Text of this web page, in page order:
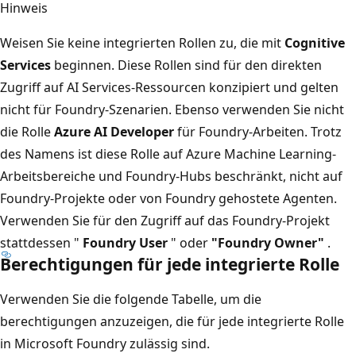
Hinweis
Weisen Sie keine integrierten Rollen zu, die mit Cognitive
Services beginnen. Diese Rollen sind für den direkten
Zugriff auf AI Services-Ressourcen konzipiert und gelten
nicht für Foundry-Szenarien. Ebenso verwenden Sie nicht
die RolleAzure AI Developerfür Foundry-Arbeiten. Trotz
des Namens ist diese Rolle auf Azure Machine Learning-
Arbeitsbereiche und Foundry-Hubs beschränkt, nicht auf
Foundry-Projekte oder von Foundry gehostete Agenten.
Verwenden Sie für den Zugriff auf das Foundry-Projekt
stattdessen " Foundry User " oder "Foundry Owner" .
Berechtigungen für jede integrierte Rolle
Verwenden Sie die folgende Tabelle, um die
berechtigungen anzuzeigen, die für jede integrierte Rolle
in Microsoft Foundry zulässig sind.